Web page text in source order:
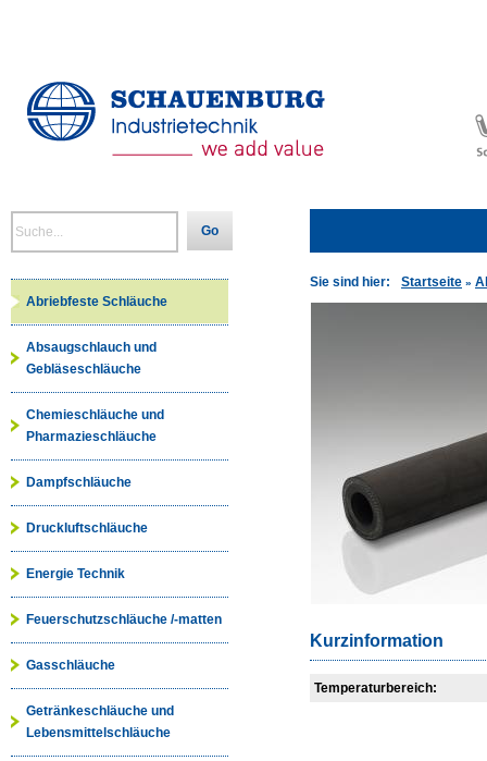
Go
Sie sind hier: Startseite »
Kurzinformation
Temperaturbereich:
Abriebfeste Schläuche
Absaugschlauch und
Gebläseschläuche
Chemieschläuche und
Pharmazieschläuche
Dampfschläuche
Druckluftschläuche
Energie Technik
Feuerschutzschläuche /-matten
Gasschläuche
Getränkeschläuche und
Lebensmittelschläuche